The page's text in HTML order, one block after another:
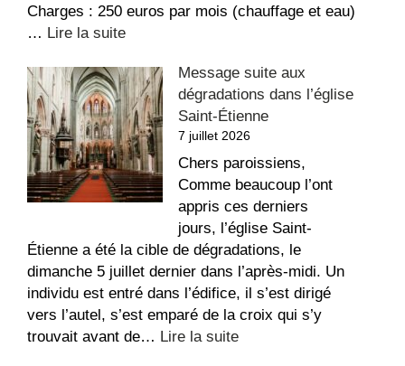
Charges : 250 euros par mois (chauffage et eau)
… Lire la suite:
à
louer
au
Sacré-
Coeur
Message suite aux
dégradations dans l’église
Saint-Étienne
7 juillet 2026
Chers paroissiens,
Comme beaucoup l’ont
appris ces derniers
jours, l’église Saint-
Étienne a été la cible de dégradations, le
dimanche 5 juillet dernier dans l’après-midi. Un
individu est entré dans l’édifice, il s’est dirigé
vers l’autel, s’est emparé de la croix qui s’y
trouvait avant de… Lire la suite: